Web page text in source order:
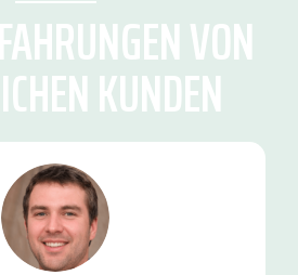
VON
KUNDEN